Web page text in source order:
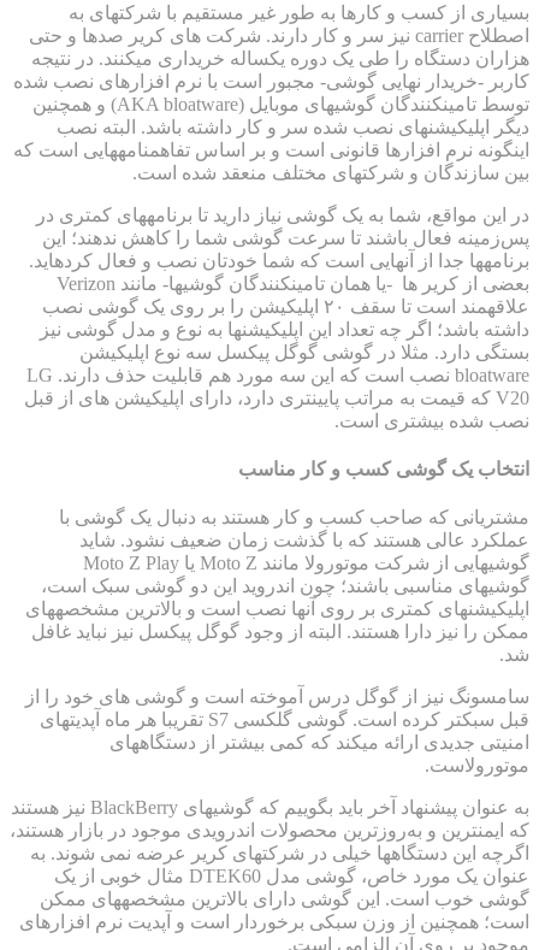
بسیاری از کسب و کارها به طور غیر مستقیم با شرکت‎های به
اصطلاح carrier نیز سر و کار دارند. شرکت های کریر صدها و حتی
هزاران دستگاه را طی یک دوره یکساله خریداری می‎کنند. در نتیجه
کاربر -خریدار نهایی گوشی- مجبور است با نرم افزارهای نصب شده
توسط تامین‎کنندگان گوشی‎های موبایل (AKA bloatware) و همچنین
دیگر اپلیکیشن‎های نصب شده سر و کار داشته باشد. البته نصب
اینگونه نرم افزارها قانونی است و بر اساس تفاهم‎نامه‎هایی است که
بین سازندگان و شرکت‎های مختلف منعقد شده است.
در این مواقع، شما به یک گوشی نیاز دارید تا برنامه‎های کمتری در
پس‌زمینه فعال باشند تا سرعت گوشی شما را کاهش ندهند؛ این
برنامه‎ها جدا از آنهایی است که شما خودتان نصب و فعال کرده‎اید.
بعضی از کریر ها -یا همان تامین‎کنندگان گوشی‎ها- مانند Verizon
علاقه‎مند است تا سقف ۲۰ اپلیکیشن را بر روی یک گوشی نصب
داشته باشد؛ اگر چه تعداد این اپلیکیشن‎ها به نوع و مدل گوشی نیز
بستگی دارد. مثلا در گوشی گوگل پیکسل سه نوع اپلیکیشن
bloatware نصب است که این سه مورد هم قابلیت حذف دارند. LG
V20 که قیمت به مراتب پایین‎تری دارد، دارای اپلیکیشن های از قبل
نصب شده بیشتری است.
انتخاب یک گوشی کسب و کار مناسب
مشتریانی که صاحب کسب و کار هستند به دنبال یک گوشی با
عملکرد عالی هستند که با گذشت زمان ضعیف نشود. شاید
گوشی‎هایی از شرکت موتورولا مانند Moto Z یا Moto Z Play
گوشی‎های مناسبی باشند؛ چون اندروید این دو گوشی سبک است،
اپلیکیشن‎های کمتری بر روی آن‎ها نصب است و بالاترین مشخصه‎های
ممکن را نیز دارا هستند. البته از وجود گوگل پیکسل نیز نباید غافل
شد.
سامسونگ نیز از گوگل درس آموخته است و گوشی های خود را از
قبل سبک‎تر کرده است. گوشی گلکسی S7 تقریبا هر ماه آپدیت‎های
امنیتی جدیدی ارائه می‎کند که کمی بیشتر از دستگاه‎های
موتورولاست.
به عنوان پیشنهاد آخر باید بگوییم که گوشی‎های BlackBerry نیز هستند
که ایمن‎ترین و به‌روز‎ترین محصولات اندرویدی موجود در بازار هستند،
اگرچه این دستگاه‎ها خیلی در شرکت‎های کریر عرضه نمی شوند. به
عنوان یک مورد خاص، گوشی مدل DTEK60 مثال خوبی از یک
گوشی خوب است. این گوشی دارای بالاترین مشخصه‎های ممکن
است؛ همچنین از وزن سبکی برخوردار است و آپدیت نرم افزارهای
موجود بر روی آن الزامی است.